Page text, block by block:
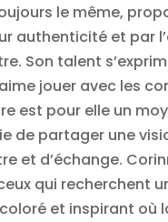
le même,
authenticité et par
Son talent
jouer avec les
est pour elle un
de partager une
et d’échange.
qui recherchent
et inspirant où